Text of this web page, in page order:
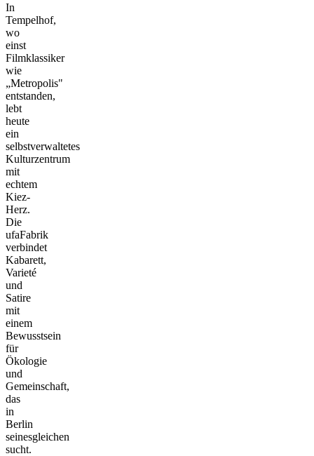
In
Tempelhof,
wo
einst
Filmklassiker
wie
„Metropolis"
entstanden,
lebt
heute
ein
selbstverwaltetes
Kulturzentrum
mit
echtem
Kiez-
Herz.
Die
ufaFabrik
verbindet
Kabarett,
Varieté
und
Satire
mit
einem
Bewusstsein
für
Ökologie
und
Gemeinschaft,
das
in
Berlin
seinesgleichen
sucht.